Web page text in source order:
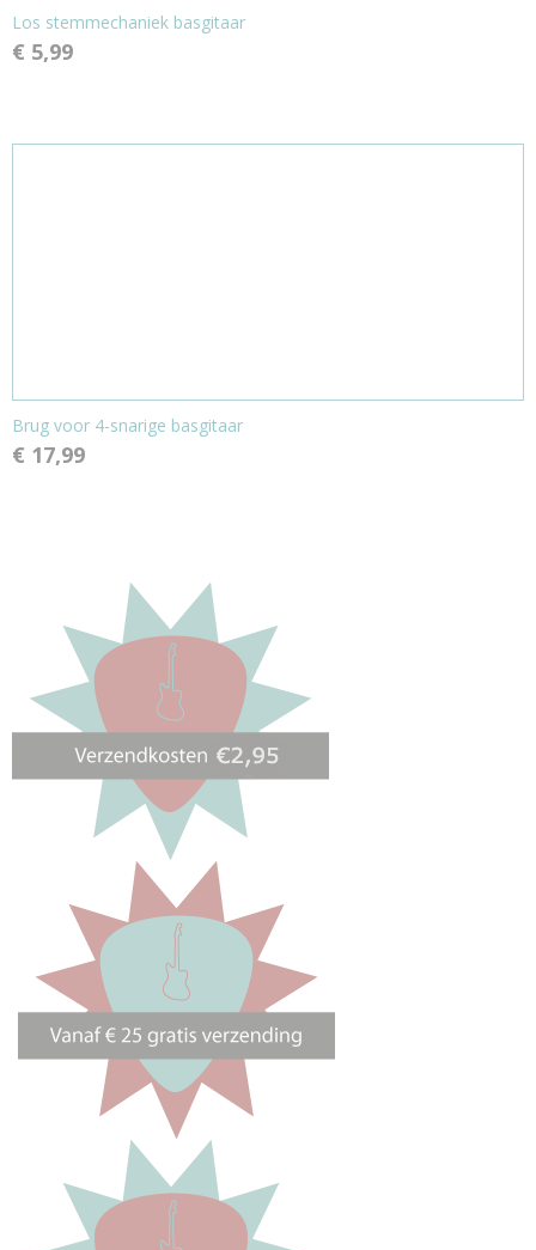
Los stemmechaniek basgitaar
€ 5,99
Brug voor 4-snarige basgitaar
€ 17,99